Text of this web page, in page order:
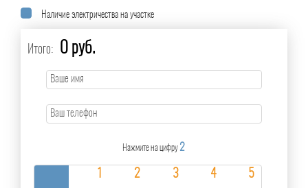
Наличие электричества на участке
Итого: 0 руб.
Нажмите на цифру 2